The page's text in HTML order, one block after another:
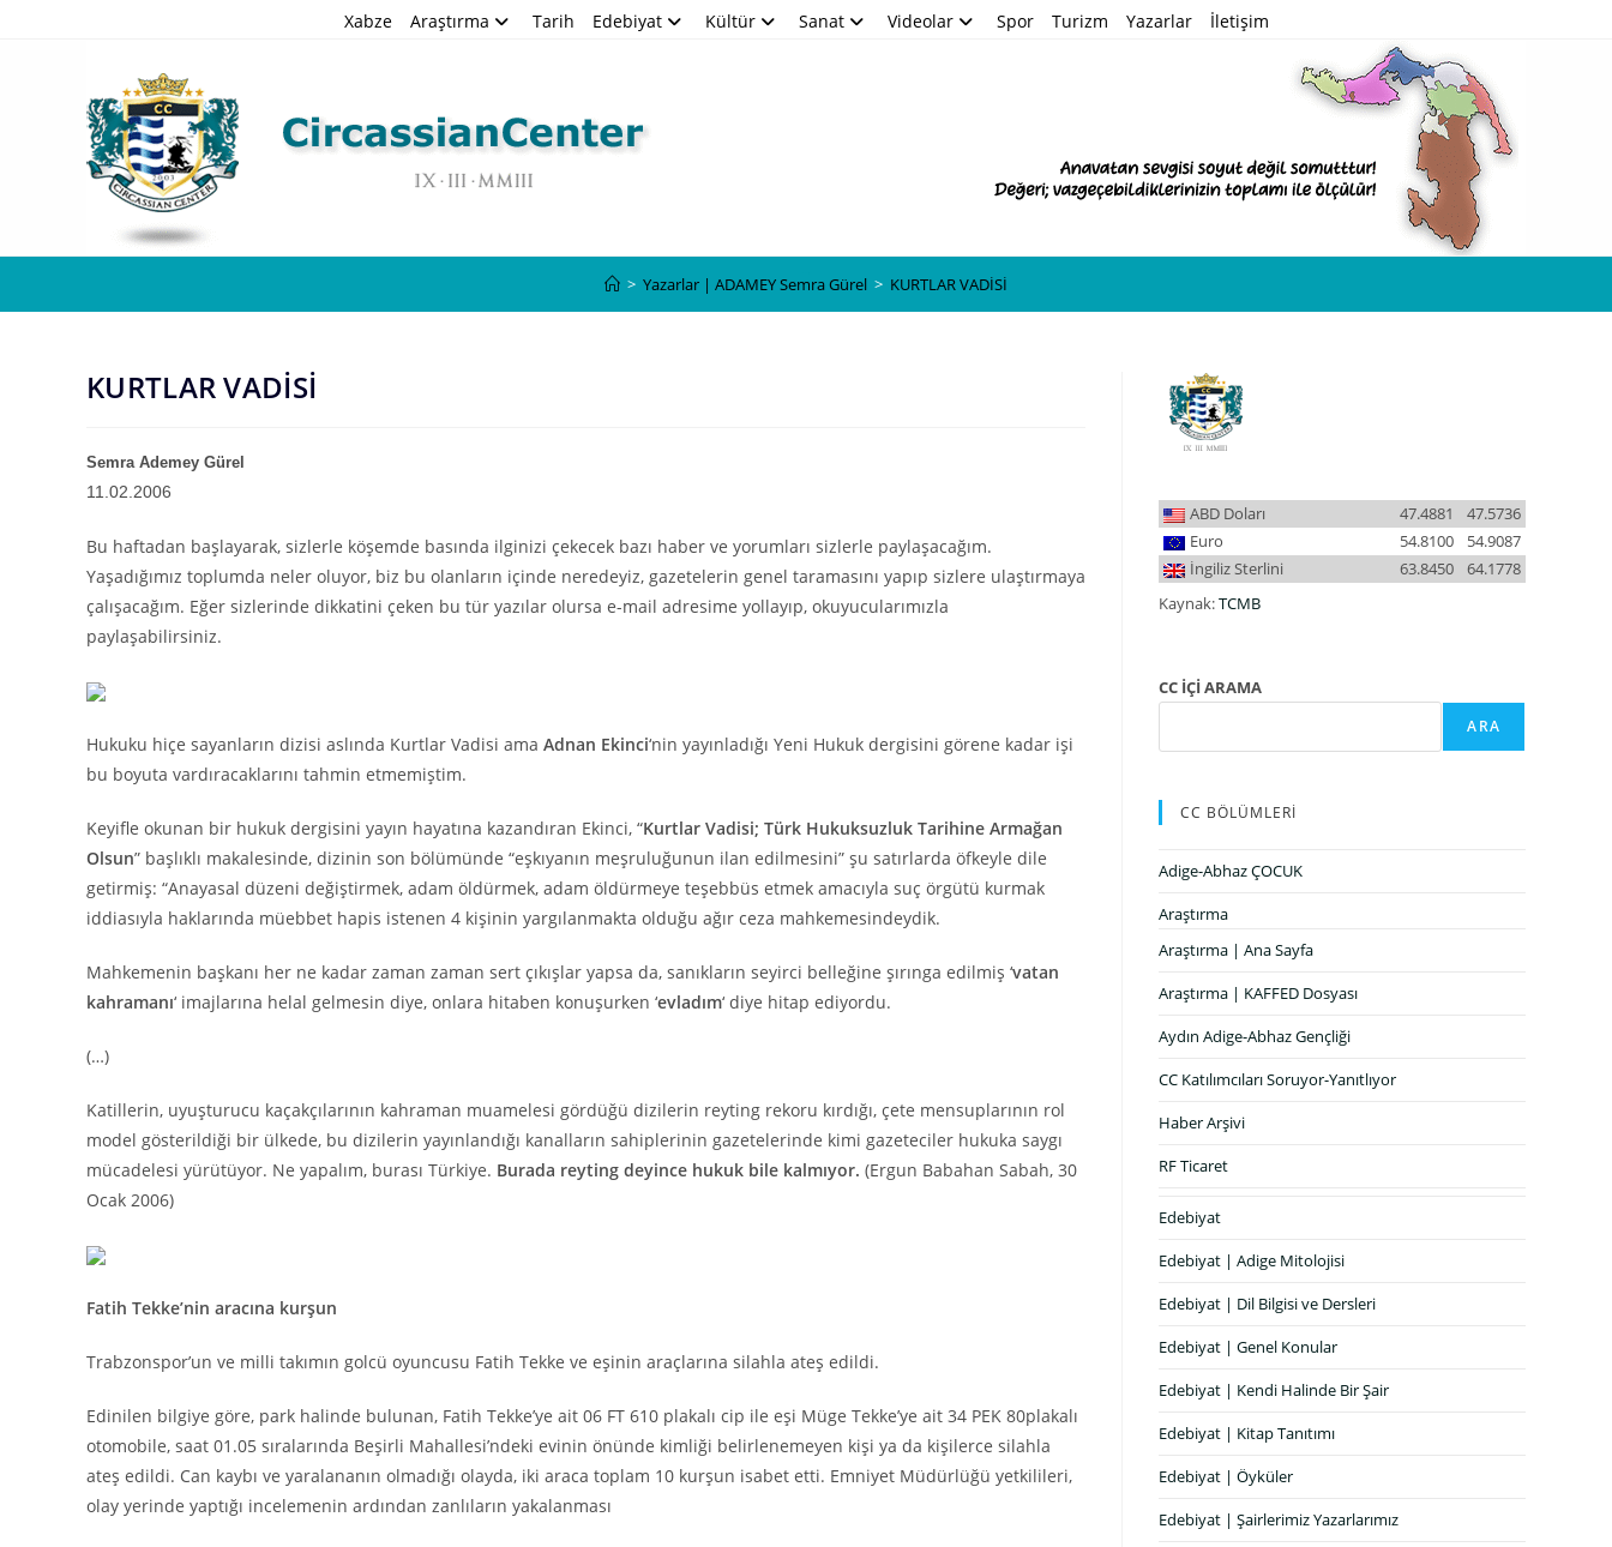
Xabze Araştırma Tarih Edebiyat Kültür Sanat Videolar Spor Turizm Yazarlar İletişim
> Yazarlar | ADAMEY Semra Gürel > KURTLAR VADİSİ
KURTLAR VADİSİ
Semra Ademey Gürel
11.02.2006
Bu haftadan başlayarak, sizlerle köşemde basında ilginizi çekecek bazı haber ve yorumları sizlerle paylaşacağım.
Yaşadığımız toplumda neler oluyor, biz bu olanların içinde neredeyiz, gazetelerin genel taramasını yapıp sizlere ulaştırmaya
çalışacağım. Eğer sizlerinde dikkatini çeken bu tür yazılar olursa e-mail adresime yollayıp, okuyucularımızla
paylaşabilirsiniz.
Hukuku hiçe sayanların dizisi aslında Kurtlar Vadisi ama Adnan Ekinci‘nin yayınladığı Yeni Hukuk dergisini görene kadar işi
bu boyuta vardıracaklarını tahmin etmemiştim.
Keyifle okunan bir hukuk dergisini yayın hayatına kazandıran Ekinci, “Kurtlar Vadisi; Türk Hukuksuzluk Tarihine Armağan
Olsun” başlıklı makalesinde, dizinin son bölümünde “eşkıyanın meşruluğunun ilan edilmesini” şu satırlarda öfkeyle dile
getirmiş: “Anayasal düzeni değiştirmek, adam öldürmek, adam öldürmeye teşebbüs etmek amacıyla suç örgütü kurmak
iddiasıyla haklarında müebbet hapis istenen 4 kişinin yargılanmakta olduğu ağır ceza mahkemesindeydik.
Mahkemenin başkanı her ne kadar zaman zaman sert çıkışlar yapsa da, sanıkların seyirci belleğine şırınga edilmiş ‘vatan
kahramanı‘ imajlarına helal gelmesin diye, onlara hitaben konuşurken ‘evladım‘ diye hitap ediyordu.
(…)
Katillerin, uyuşturucu kaçakçılarının kahraman muamelesi gördüğü dizilerin reyting rekoru kırdığı, çete mensuplarının rol
model gösterildiği bir ülkede, bu dizilerin yayınlandığı kanalların sahiplerinin gazetelerinde kimi gazeteciler hukuka saygı
mücadelesi yürütüyor. Ne yapalım, burası Türkiye. Burada reyting deyince hukuk bile kalmıyor. (Ergun Babahan Sabah, 30
Ocak 2006)
Fatih Tekke’nin aracına kurşun
Trabzonspor’un ve milli takımın golcü oyuncusu Fatih Tekke ve eşinin araçlarına silahla ateş edildi.
Edinilen bilgiye göre, park halinde bulunan, Fatih Tekke’ye ait 06 FT 610 plakalı cip ile eşi Müge Tekke’ye ait 34 PEK 80plakalı
otomobile, saat 01.05 sıralarında Beşirli Mahallesi’ndeki evinin önünde kimliği belirlenemeyen kişi ya da kişilerce silahla
ateş edildi. Can kaybı ve yaralananın olmadığı olayda, iki araca toplam 10 kurşun isabet etti. Emniyet Müdürlüğü yetkilileri,
olay yerinde yaptığı incelemenin ardından zanlıların yakalanması
ABD Doları 47.5736
47.4881
Euro
54.9087
54.8100
İngiliz Sterlini
64.1778
63.8450
Kaynak:TCMB
CC İÇİ ARAMA
ARA
CC BÖLÜMLERİ
Adige-Abhaz ÇOCUK
Araştırma
Araştırma | Ana Sayfa
Araştırma | KAFFED Dosyası
Aydın Adige-Abhaz Gençliği
CC Katılımcıları Soruyor-Yanıtlıyor
Haber Arşivi
RF Ticaret
Edebiyat
Edebiyat | Adige Mitolojisi
Edebiyat | Dil Bilgisi ve Dersleri
Edebiyat | Genel Konular
Edebiyat | Kendi Halinde Bir Şair
Edebiyat | Kitap Tanıtımı
Edebiyat | Öyküler
Edebiyat | Şairlerimiz Yazarlarımız